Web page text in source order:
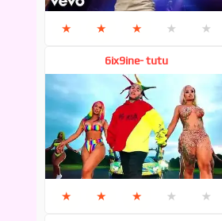
★ ★ ★ ★ ★
6ix9ine- tutu
★ ★ ★ ★ ★